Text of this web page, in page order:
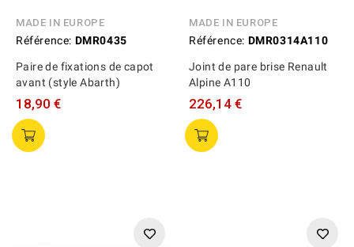
MADE IN EUROPE
Référence: DMR0435
Paire de fixations de capot
avant (style Abarth)
18,90 €
MADE IN EUROPE
Référence: DMR0314A110
Joint de pare brise Renault
Alpine A110
226,14 €